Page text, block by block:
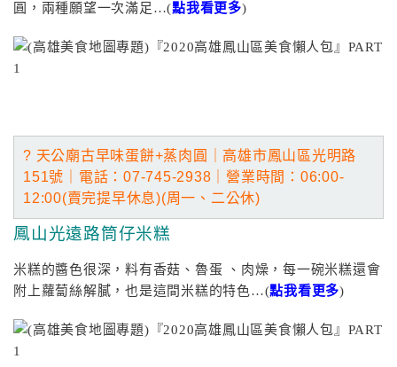
圓，兩種願望一次滿足…(點我看更多)
? 天公廟古早味蛋餅+蒸肉圓｜高雄市鳳山區光明路
151號｜電話 ：07-745-2938 ｜營業 時間：06:00-
12:00(賣完提早休息)(周一、二公休)
鳳山光遠路筒仔米糕
米糕的醬色很深，料有香菇、魯蛋 、肉燥，每一碗米糕還會
附上蘿蔔絲解膩，也是這間米糕的特色…(點我看更多)